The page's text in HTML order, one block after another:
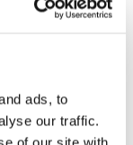
ads, to
our traffic.
rapport
réalisations
2025.